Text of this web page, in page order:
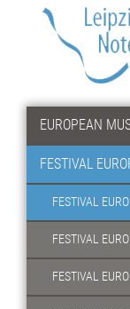
EUROPEAN
FESTIVAL
FESTIVAL
FESTIVAL
FESTIVAL